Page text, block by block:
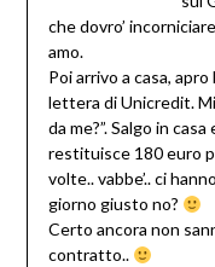
che dovro’
amo.
Poi arrivo a casa,
lettera di Unicredit.
da me?”. Salgo in
restituisce 180 euro
volte.. vabbe’.. ci
giorno giusto no?
Certo ancora non
contratto..